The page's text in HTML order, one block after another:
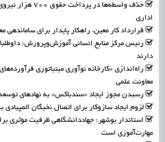
حذف واسطه‌ها در
اداری
قرارداد کار معین، راهکار پایدار برای
رئیس مرکز منابع انسانی آموزش‌وپرورش:
دارند
راه‌اندازی «کارخانه نوآوری مینیاتوری
معاونت علمی
رسیدن مجوز ایجاد «سندباکس» به نهادهای
لزوم ایجاد سازوکار برای اتصال نخبگان
استاندار بوشهر: جهاددانشگاهی ظرفیت مؤثری
مهارت‌آموزی است